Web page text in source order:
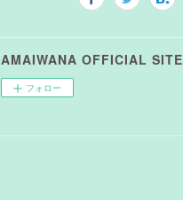
AMAIWANA OFFICIAL SITE
フォロー